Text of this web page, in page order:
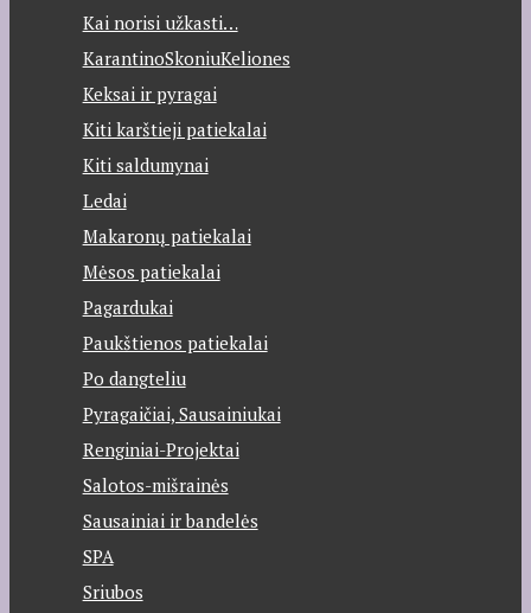
Kai norisi užkasti…
KarantinoSkoniuKeliones
Keksai ir pyragai
Kiti karštieji patiekalai
Kiti saldumynai
Ledai
Makaronų patiekalai
Mėsos patiekalai
Pagardukai
Paukštienos patiekalai
Po dangteliu
Pyragaičiai, Sausainiukai
Renginiai-Projektai
Salotos-mišrainės
Sausainiai ir bandelės
SPA
Sriubos